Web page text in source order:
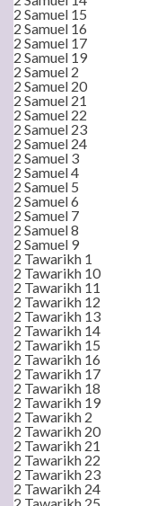
2 Samuel 15
2 Samuel 16
2 Samuel 17
2 Samuel 19
2 Samuel 2
2 Samuel 20
2 Samuel 21
2 Samuel 22
2 Samuel 23
2 Samuel 24
2 Samuel 3
2 Samuel 4
2 Samuel 5
2 Samuel 6
2 Samuel 7
2 Samuel 8
2 Samuel 9
2 Tawarikh 1
2 Tawarikh 10
2 Tawarikh 11
2 Tawarikh 12
2 Tawarikh 13
2 Tawarikh 14
2 Tawarikh 15
2 Tawarikh 16
2 Tawarikh 17
2 Tawarikh 18
2 Tawarikh 19
2 Tawarikh 2
2 Tawarikh 20
2 Tawarikh 21
2 Tawarikh 22
2 Tawarikh 23
2 Tawarikh 24